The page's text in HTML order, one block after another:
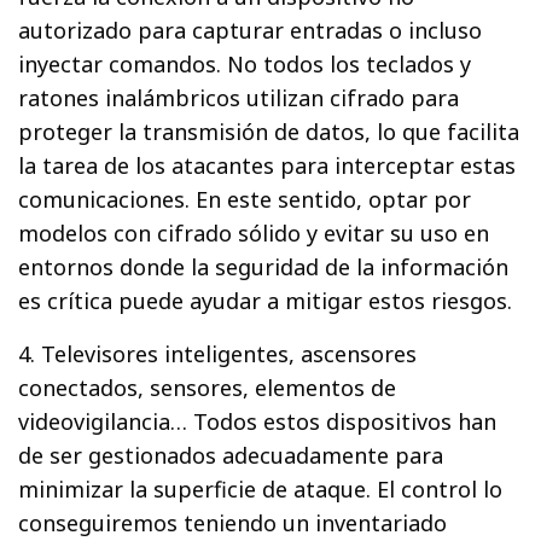
autorizado para capturar entradas o incluso
inyectar comandos. No todos los teclados y
ratones inalámbricos utilizan cifrado para
proteger la transmisión de datos, lo que facilita
la tarea de los atacantes para interceptar estas
comunicaciones. En este sentido, optar por
modelos con cifrado sólido y evitar su uso en
entornos donde la seguridad de la información
es crítica puede ayudar a mitigar estos riesgos.
4. Televisores inteligentes, ascensores
conectados, sensores, elementos de
videovigilancia… Todos estos dispositivos han
de ser gestionados adecuadamente para
minimizar la superficie de ataque. El control lo
conseguiremos teniendo un inventariado